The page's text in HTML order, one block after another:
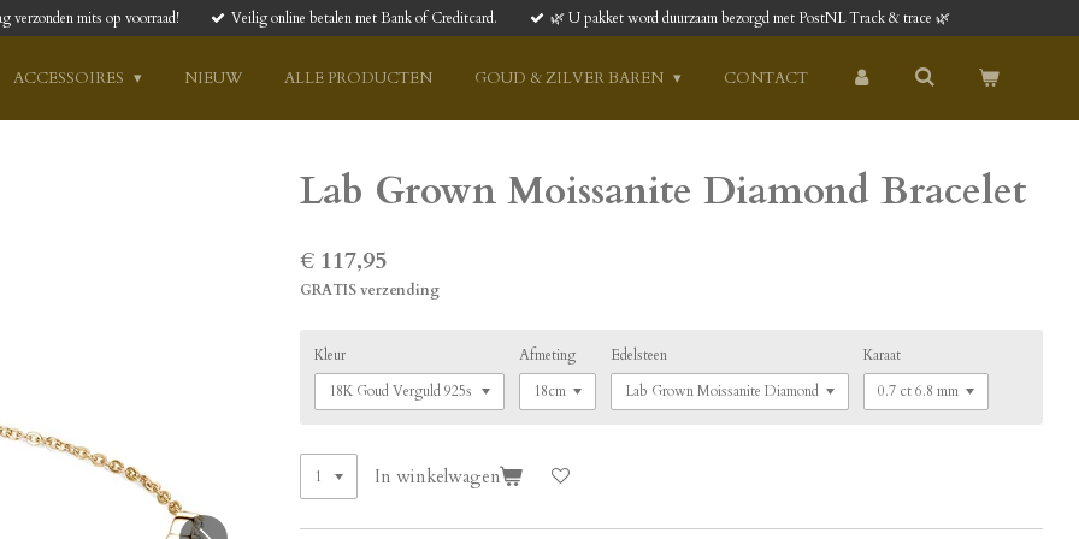
verzonden mits op voorraad! Veilig online betalen met Bank of Creditcard. 🌿 U pakket word duurzaam bezorgd met PostNL Track & trace 🌿
ACCESSOIRES NIEUW ALLE PRODUCTEN GOUD & ZILVER BAREN CONTACT
Lab Grown Moissanite Diamond Bracelet
€ 117,95
GRATIS verzending
Kleur Afmeting Edelsteen Karaat
In winkelwagen